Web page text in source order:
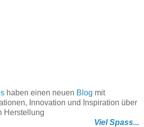
haben einen neuen Blog mit
Innovation und Inspiration über
Herstellung
Viel Spass...